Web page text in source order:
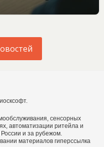
сенсорных
автоматизации ритейла и
и за рубежом.
материалов гиперссылка